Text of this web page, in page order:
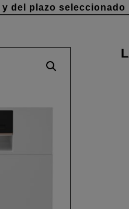
del plazo